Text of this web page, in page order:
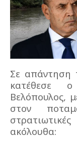
Σε απάντηση
κατέθεσε
Βελόπουλος,
στον
ακόλουθα: